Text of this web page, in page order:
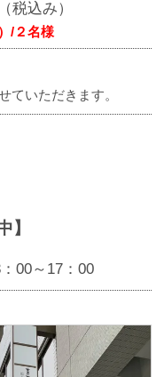
税込み）
/２名様
ていただきます。
】
00～17：00